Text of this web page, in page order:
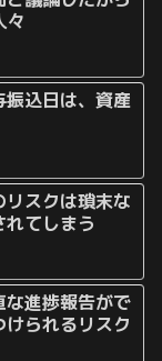
々
振込日は、資産
リスクは瑣末な
てしまう
な進捗報告がで
られるリスク